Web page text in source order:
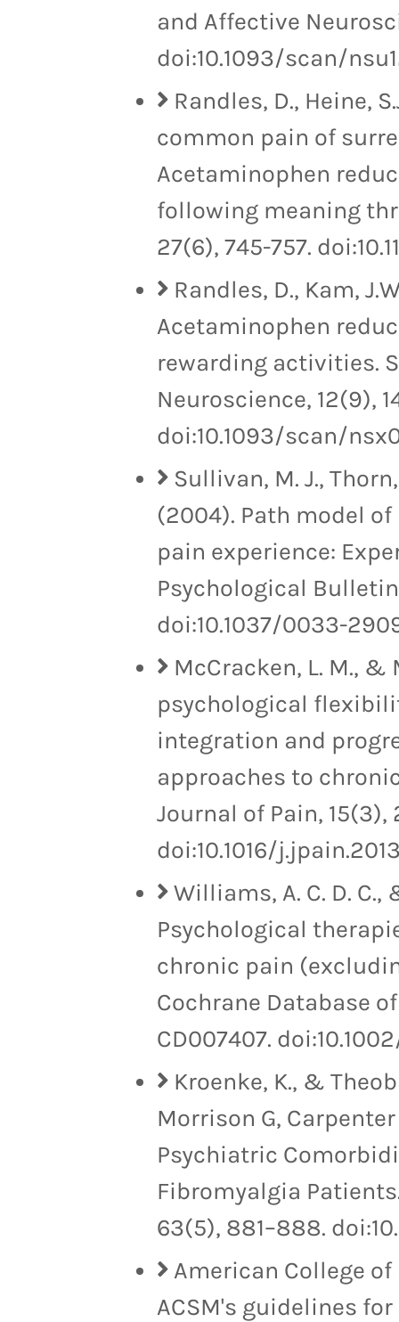
and Affective
doi:10.1093/scan/
Randles, D., Heine,
common pain of
Acetaminophen
following meaning
27(6), 745-757.
Randles, D., Kam,
Acetaminophen
rewarding activities.
Neuroscience, 12(9),
doi:10.1093/scan/
Sullivan, M. J.,
(2004). Path model
pain experience:
Psychological
doi:10.1037/0033-
McCracken, L. M., &
psychological
integration and
approaches to
Journal of Pain, 15(3),
doi:10.1016/
Williams, A. C. D. C.,
Psychological
chronic pain
Cochrane Database
CD007407.
Kroenke, K., &
Morrison G, Carpenter
Psychiatric
Fibromyalgia
63(5), 881–888.
American College
ACSM's guidelines